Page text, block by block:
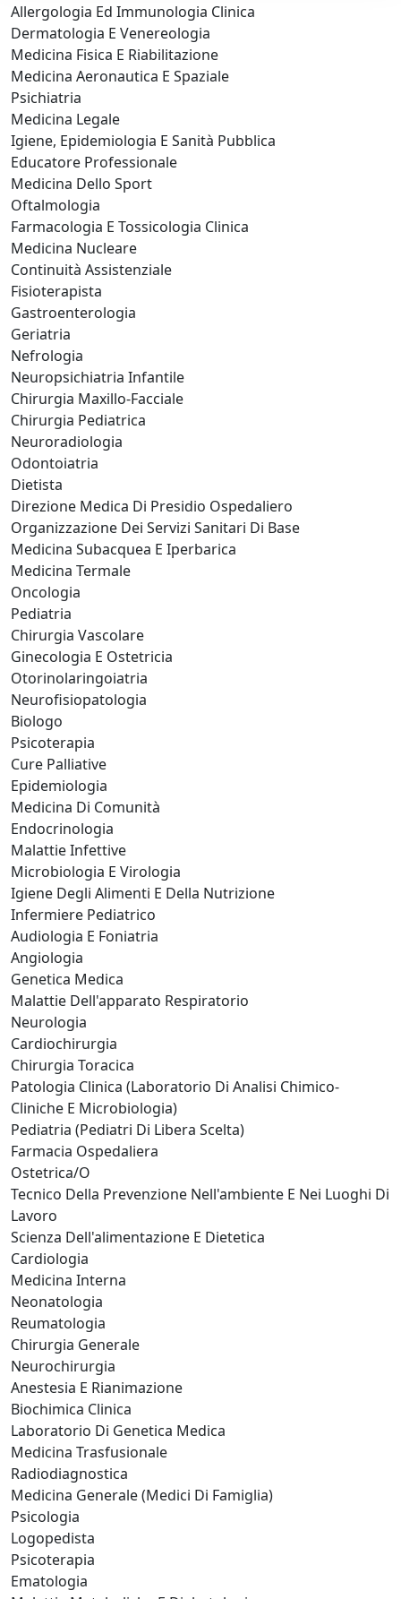
Allergologia Ed Immunologia Clinica
Dermatologia E Venereologia
Medicina Fisica E Riabilitazione
Medicina Aeronautica E Spaziale
Psichiatria
Medicina Legale
Igiene, Epidemiologia E Sanità Pubblica
Educatore Professionale
Medicina Dello Sport
Oftalmologia
Farmacologia E Tossicologia Clinica
Medicina Nucleare
Continuità Assistenziale
Fisioterapista
Gastroenterologia
Geriatria
Nefrologia
Neuropsichiatria Infantile
Chirurgia Maxillo-Facciale
Chirurgia Pediatrica
Neuroradiologia
Odontoiatria
Dietista
Direzione Medica Di Presidio Ospedaliero
Organizzazione Dei Servizi Sanitari Di Base
Medicina Subacquea E Iperbarica
Medicina Termale
Oncologia
Pediatria
Chirurgia Vascolare
Ginecologia E Ostetricia
Otorinolaringoiatria
Neurofisiopatologia
Biologo
Psicoterapia
Cure Palliative
Epidemiologia
Medicina Di Comunità
Endocrinologia
Malattie Infettive
Microbiologia E Virologia
Igiene Degli Alimenti E Della Nutrizione
Infermiere Pediatrico
Audiologia E Foniatria
Angiologia
Genetica Medica
Malattie Dell'apparato Respiratorio
Neurologia
Cardiochirurgia
Chirurgia Toracica
Patologia Clinica (Laboratorio Di Analisi Chimico-
Cliniche E Microbiologia)
Pediatria (Pediatri Di Libera Scelta)
Farmacia Ospedaliera
Ostetrica/O
Tecnico Della Prevenzione Nell'ambiente E Nei Luoghi Di
Lavoro
Scienza Dell'alimentazione E Dietetica
Cardiologia
Medicina Interna
Neonatologia
Reumatologia
Chirurgia Generale
Neurochirurgia
Anestesia E Rianimazione
Biochimica Clinica
Laboratorio Di Genetica Medica
Medicina Trasfusionale
Radiodiagnostica
Medicina Generale (Medici Di Famiglia)
Psicologia
Logopedista
Psicoterapia
Ematologia